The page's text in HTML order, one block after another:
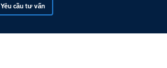
Yêu cầu tư vấn